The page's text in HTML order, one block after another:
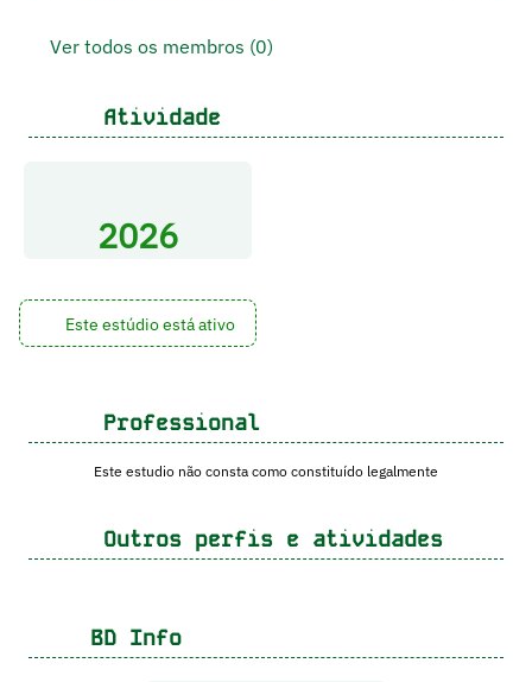
Ver todos os membros (0)
Atividade
2026
Este estúdio está ativo
Professional
Este estudio não consta como constituído legalmente
Outros perfis e atividades
BD Info